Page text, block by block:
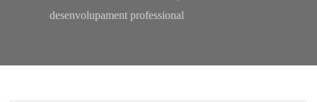
desenvolupament professional